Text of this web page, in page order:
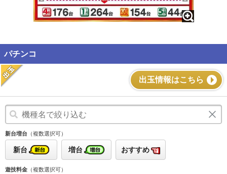
パチンコ
出玉情報はこちら
新台増台 （複数選択可）
新台 増台 おすすめ
遊技料金 （複数選択可）